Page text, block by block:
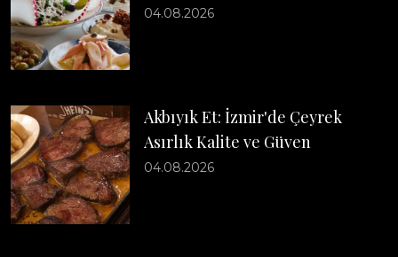
04.08.2026
Akbıyık Et: İzmir'de Çeyrek
Asırlık Kalite ve Güven
04.08.2026